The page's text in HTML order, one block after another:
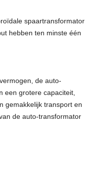
spaartransformator
hebben ten minste één
de auto-
een grotere capaciteit,
gemakkelijk transport en
de auto-transformator